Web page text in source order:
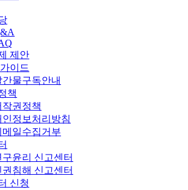
제안
이드
간물구독안내
책
작권정책
인정보처리방침
메일수집거부
구윤리 신고센터
권침해 신고센터
신청